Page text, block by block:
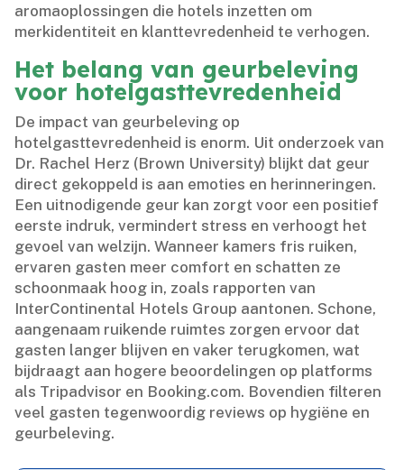
aromaoplossingen die hotels inzetten om
merkidentiteit en klanttevredenheid te verhogen.​
Het belang van geurbeleving
voor hotelgasttevredenheid
De impact van geurbeleving op
hotelgasttevredenheid is enorm.​ Uit onderzoek van
Dr.​ Rachel Herz (Brown University) blijkt dat geur
direct gekoppeld is aan emoties en herinneringen.​
Een uitnodigende geur kan zorgt voor een positief
eerste indruk, vermindert stress en verhoogt het
gevoel van welzijn.​ Wanneer kamers fris ruiken,
ervaren gasten meer comfort en schatten ze
schoonmaak hoog in, zoals rapporten van
InterContinental Hotels Group aantonen.​ Schone,
aangenaam ruikende ruimtes zorgen ervoor dat
gasten langer blijven en vaker terugkomen, wat
bijdraagt aan hogere beoordelingen op platforms
als Tripadvisor en Booking.​com.​ Bovendien filteren
veel gasten tegenwoordig reviews op hygiëne en
geurbeleving.​